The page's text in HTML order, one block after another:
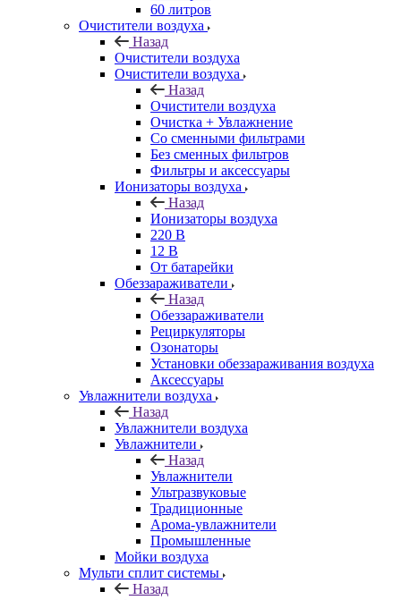
60 литров
Очистители воздуха
Назад
Очистители воздуха
Очистители воздуха
Назад
Очистители воздуха
Очистка + Увлажнение
Cо сменными фильтрами
Без сменных фильтров
Фильтры и аксессуары
Ионизаторы воздуха
Назад
Ионизаторы воздуха
220 В
12 В
От батарейки
Обеззараживатели
Назад
Обеззараживатели
Рециркуляторы
Озонаторы
Установки обеззараживания воздуха
Аксессуары
Увлажнители воздуха
Назад
Увлажнители воздуха
Увлажнители
Назад
Увлажнители
Ультразвуковые
Традиционные
Арома-увлажнители
Промышленные
Мойки воздуха
Мульти сплит системы
Назад